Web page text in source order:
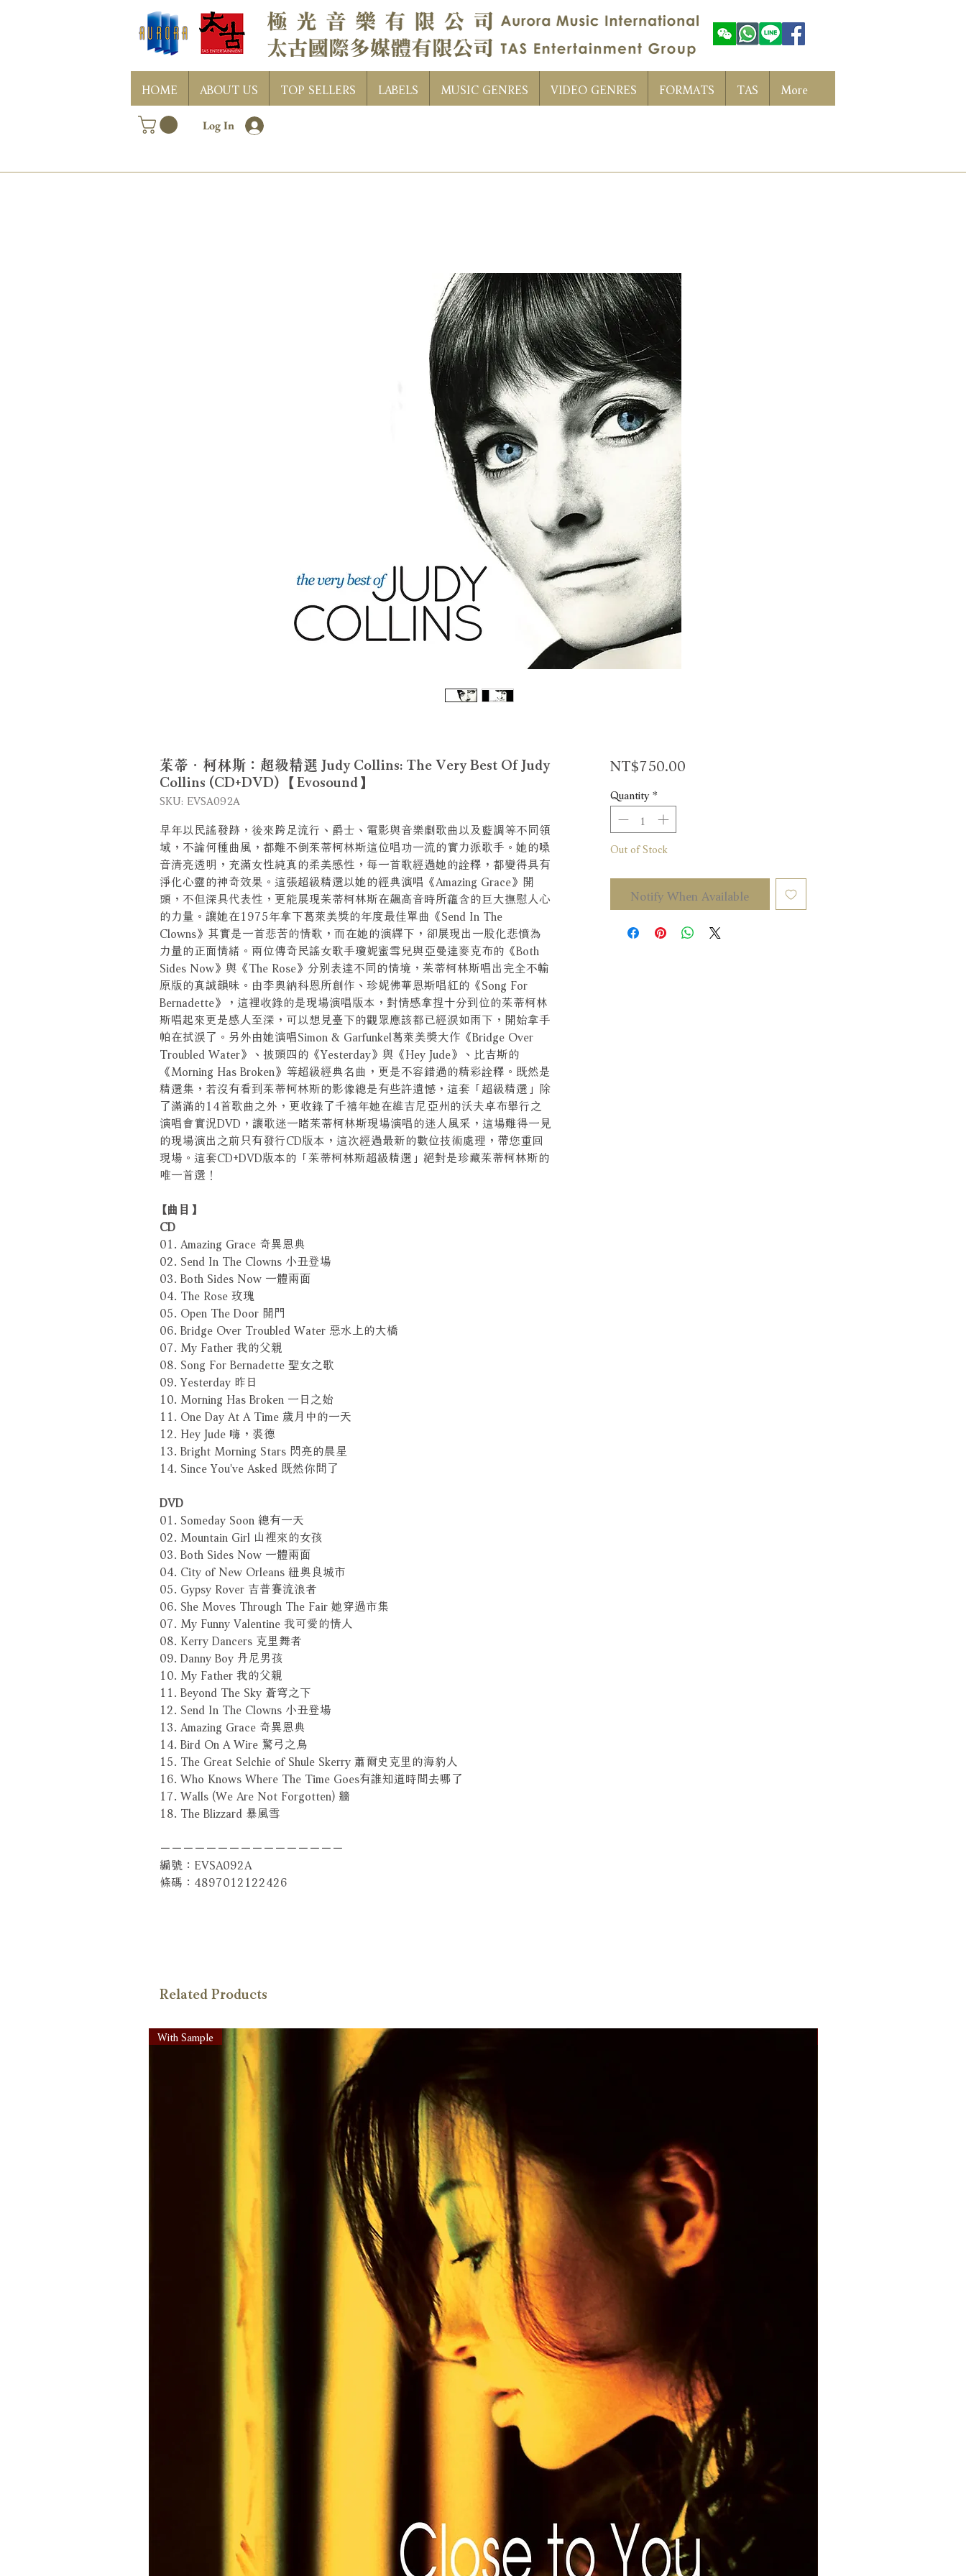
HOME ABOUT US TOP SELLERS LABELS MUSIC GENRES VIDEO GENRES FORMATS TAS More
Log In
茱蒂．柯林斯：超級精選 Judy Collins: The Very Best Of Judy
Collins (CD+DVD) 【Evosound】
SKU: EVSA092A
早年以民謠發跡，後來跨足流行、爵士、電影與音樂劇歌曲以及藍調等不同領
域，不論何種曲風，都難不倒茱蒂柯林斯這位唱功一流的實力派歌手。她的嗓
音清亮透明，充滿女性純真的柔美感性，每一首歌經過她的詮釋，都變得具有
淨化心靈的神奇效果。這張超級精選以她的經典演唱《Amazing Grace》開
頭，不但深具代表性，更能展現茱蒂柯林斯在飆高音時所蘊含的巨大撫慰人心
的力量。讓她在1975年拿下葛萊美獎的年度最佳單曲《Send In The
Clowns》其實是一首悲苦的情歌，而在她的演繹下，卻展現出一股化悲憤為
力量的正面情緒。兩位傳奇民謠女歌手瓊妮蜜雪兒與亞曼達麥克布的《Both
Sides Now》與《The Rose》分別表達不同的情境，茱蒂柯林斯唱出完全不輸
原版的真誠韻味。由李奧納科恩所創作、珍妮佛華恩斯唱紅的《Song For
Bernadette》，這裡收錄的是現場演唱版本，對情感拿捏十分到位的茱蒂柯林
斯唱起來更是感人至深，可以想見臺下的觀眾應該都已經淚如雨下，開始拿手
帕在拭淚了。另外由她演唱Simon & Garfunkel葛萊美獎大作《Bridge Over
Troubled Water》、披頭四的《Yesterday》與《Hey Jude》、比吉斯的
《Morning Has Broken》等超級經典名曲，更是不容錯過的精彩詮釋。既然是
精選集，若沒有看到茱蒂柯林斯的影像總是有些許遺憾，這套「超級精選」除
了滿滿的14首歌曲之外，更收錄了千禧年她在維吉尼亞州的沃夫卓布舉行之
演唱會實況DVD，讓歌迷一睹茱蒂柯林斯現場演唱的迷人風采，這場難得一見
的現場演出之前只有發行CD版本，這次經過最新的數位技術處理，帶您重回
現場。這套CD+DVD版本的「茱蒂柯林斯超級精選」絕對是珍藏茱蒂柯林斯的
唯一首選！
【曲目】
CD
01. Amazing Grace 奇異恩典
02. Send In The Clowns 小丑登場
03. Both Sides Now 一體兩面
04. The Rose 玫瑰
05. Open The Door 開門
06. Bridge Over Troubled Water 惡水上的大橋
07. My Father 我的父親
08. Song For Bernadette 聖女之歌
09. Yesterday 昨日
10. Morning Has Broken 一日之始
11. One Day At A Time 歲月中的一天
12. Hey Jude 嗨，裘德
13. Bright Morning Stars 閃亮的晨星
14. Since You've Asked 既然你問了
DVD
01. Someday Soon 總有一天
02. Mountain Girl 山裡來的女孩
03. Both Sides Now 一體兩面
04. City of New Orleans 紐奧良城市
05. Gypsy Rover 吉普賽流浪者
06. She Moves Through The Fair 她穿過市集
07. My Funny Valentine 我可愛的情人
08. Kerry Dancers 克里舞者
09. Danny Boy 丹尼男孩
10. My Father 我的父親
11. Beyond The Sky 蒼穹之下
12. Send In The Clowns 小丑登場
13. Amazing Grace 奇異恩典
14. Bird On A Wire 驚弓之鳥
15. The Great Selchie of Shule Skerry 蕭爾史克里的海豹人
16. Who Knows Where The Time Goes有誰知道時間去哪了
17. Walls (We Are Not Forgotten) 牆
18. The Blizzard 暴風雪
－－－－－－－－－－－－－－－－
編號：EVSA092A
條碼：4897012122426
NT$750.00Price
Quantity *
Out of Stock
Notify When Available
Related Products
With Sample